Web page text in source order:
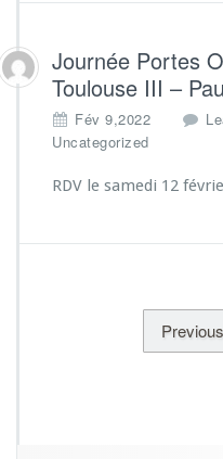
Journée Portes
Toulouse III –
Fév 9,2022
Uncategorized
RDV le samedi 12
Previous